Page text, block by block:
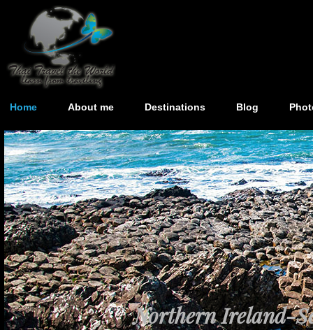
Home About me Destinations Blog
Northern Ireland-